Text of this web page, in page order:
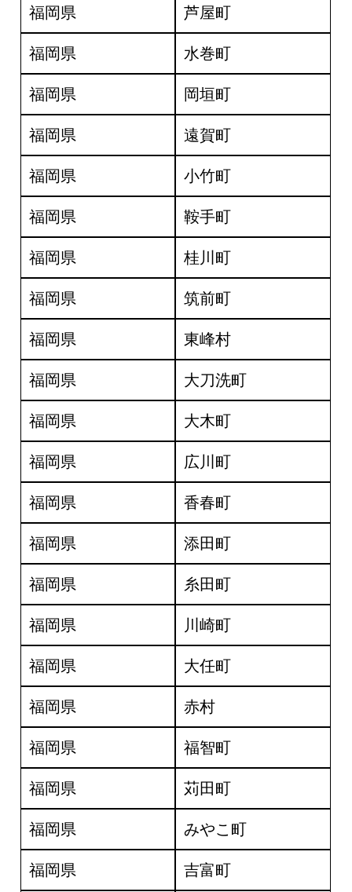
福岡県 芦屋町
福岡県 水巻町
福岡県 岡垣町
福岡県 遠賀町
福岡県 小竹町
福岡県 鞍手町
福岡県 桂川町
福岡県 筑前町
福岡県 東峰村
福岡県 大刀洗町
福岡県 大木町
福岡県 広川町
福岡県 香春町
福岡県 添田町
福岡県 糸田町
福岡県 川崎町
福岡県 大任町
福岡県 赤村
福岡県 福智町
福岡県 苅田町
福岡県 みやこ町
福岡県 吉富町